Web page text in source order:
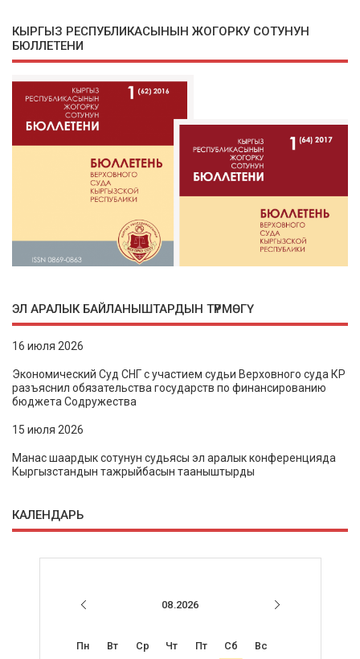
КЫРГЫЗ РЕСПУБЛИКАСЫНЫН ЖОГОРКУ СОТУНУН
БЮЛЛЕТЕНИ
ЭЛ АРАЛЫК БАЙЛАНЫШТАРДЫН ТҮРМӨГҮ
16 июля 2026
Экономический Суд СНГ с участием судьи Верховного суда КР
разъяснил обязательства государств по финансированию
бюджета Содружества
15 июля 2026
Манас шаардык сотунун судьясы эл аралык конференцияда
Кыргызстандын тажрыйбасын тааныштырды
КАЛЕНДАРЬ
08.2026
Пн Вт Ср Чт Пт Сб Вс